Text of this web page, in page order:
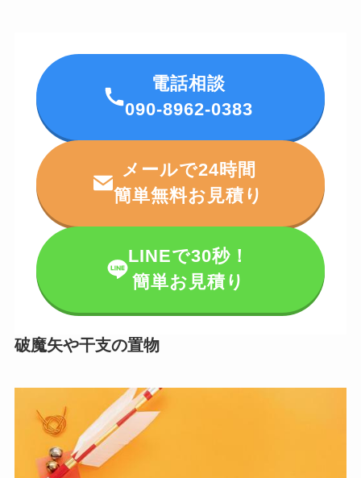
電話相談
090-8962-0383
メールで24時間
簡単無料お見積り
LINEで30秒！
簡単お見積り
破魔矢や干支の置物